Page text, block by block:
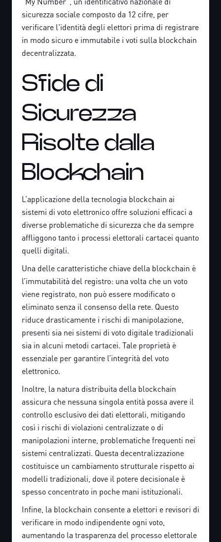
sicurezza sociale composto da 12 cifre, per
verificare l'identità degli elettori prima di registrare
in modo sicuro e immutabile i voti sulla blockchain
decentralizzata.
Sfide di
Sicurezza
Risolte dalla
Blockchain
L’applicazione della tecnologia blockchain ai
sistemi di voto elettronico offre soluzioni efficaci a
diverse problematiche di sicurezza che da sempre
affliggono tanto i processi elettorali cartacei quanto
quelli digitali.
Una delle caratteristiche chiave della blockchain è
l’immutabilità del registro: una volta che un voto
viene registrato, non può essere modificato o
eliminato senza il consenso della rete. Questo
riduce drasticamente i rischi di manipolazione,
presenti sia nei sistemi di voto digitale tradizionali
sia in alcuni metodi cartacei. Tale proprietà è
essenziale per garantire l’integrità del voto
elettronico.
Inoltre, la natura distribuita della blockchain
assicura che nessuna singola entità possa avere il
controllo esclusivo dei dati elettorali, mitigando
così i rischi di violazioni centralizzate o di
manipolazioni interne, problematiche frequenti nei
sistemi centralizzati. Questa decentralizzazione
costituisce un cambiamento strutturale rispetto ai
modelli tradizionali, dove il potere decisionale è
spesso concentrato in poche mani istituzionali.
Infine, la blockchain consente a elettori e revisori di
verificare in modo indipendente ogni voto,
aumentando la trasparenza del processo elettorale